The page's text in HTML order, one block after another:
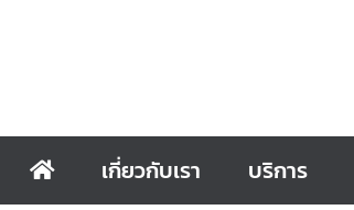
เกี่ยวกับเรา บริการ